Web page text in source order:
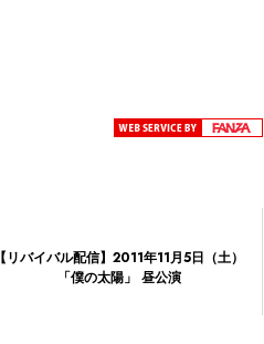
【リバイバル配信】2011年11月5日（土）
「僕の太陽」 昼公演